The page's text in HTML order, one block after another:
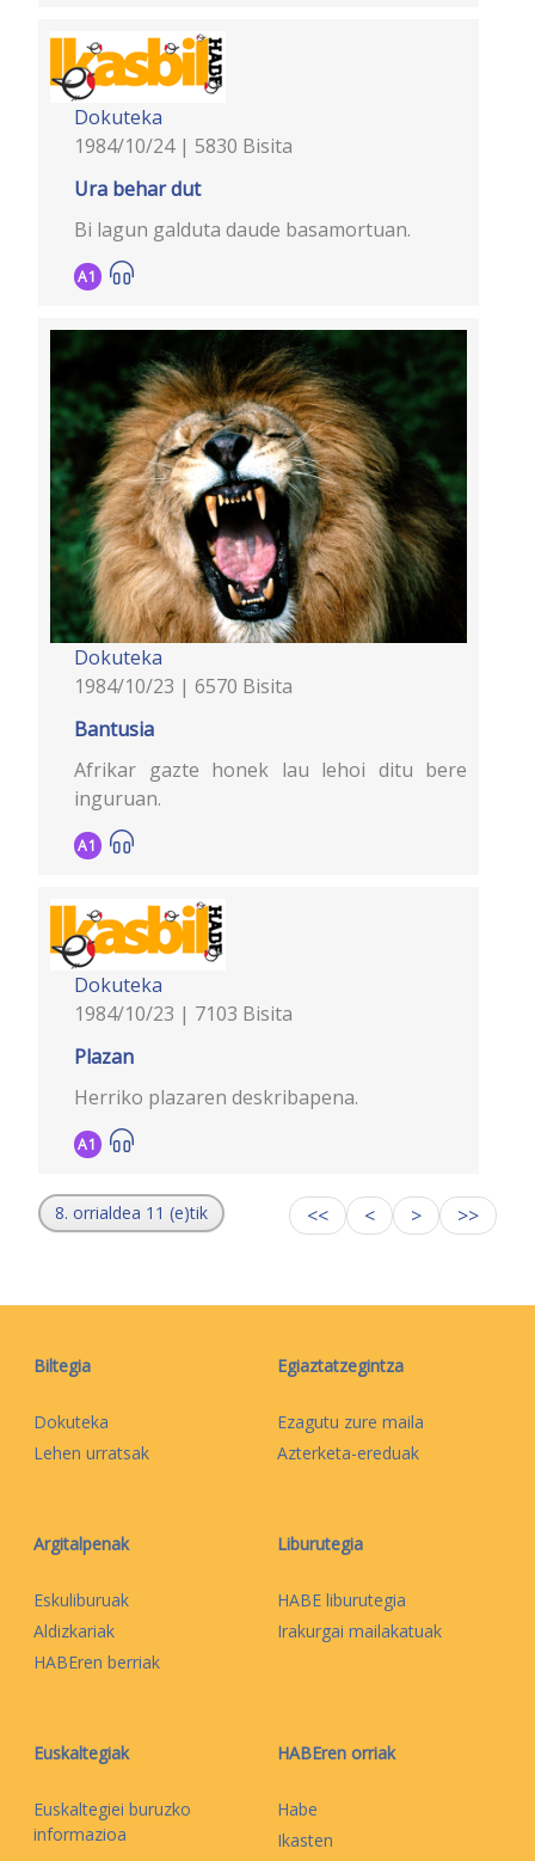
Dokuteka
1984/10/24 | 5830 Bisita
Ura behar dut
Bi lagun galduta daude basamortuan.
A1
Dokuteka
1984/10/23 | 6570 Bisita
Bantusia
Afrikar gazte honek lau lehoi ditu bere
inguruan.
A1
Dokuteka
1984/10/23 | 7103 Bisita
Plazan
Herriko plazaren deskribapena.
A1
8. orrialdea 11 (e)tik << < > >>
Biltegia
Dokuteka
Lehen urratsak
Egiaztatzegintza
Ezagutu zure maila
Azterketa-ereduak
Argitalpenak
Eskuliburuak
Aldizkariak
HABEren berriak
Liburutegia
HABE liburutegia
Irakurgai mailakatuak
Euskaltegiak
Euskaltegiei buruzko
informazioa
HABEren orriak
Habe
Ikasten